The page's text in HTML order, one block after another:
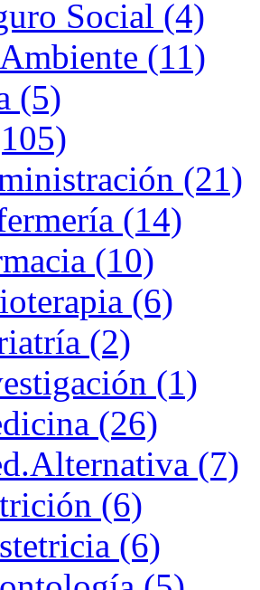
Social (4)
(11)
(5)
(21)
(14)
(10)
(6)
(2)
(1)
(26)
(7)
(6)
(6)